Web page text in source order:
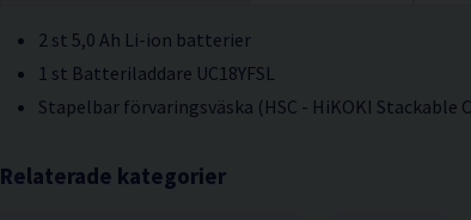
2 st 5,0 Ah Li-ion batterier
1 st Batteriladdare UC18YFSL
Stapelbar förvaringsväska (HSC - HiKOKI Stackable
Relaterade kategorier